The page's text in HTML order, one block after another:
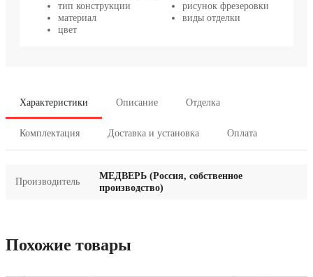
тип конструкции
материал
цвет
рисунок фрезеровки
виды отделки
Характеристики Описание Отделка
Комплектация Доставка и установка Оплата
Производитель
МЕДВЕРЬ (Россия, собственное
производство)
Похожие товары